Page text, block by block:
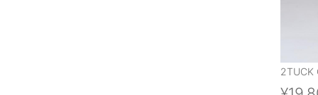
2TUCK